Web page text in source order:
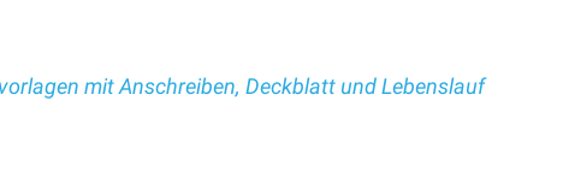
mit Anschreiben, Deckblatt und Lebenslauf